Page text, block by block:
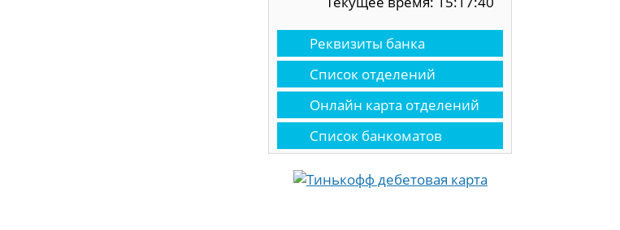
Реквизиты банка
Список отделений
Онлайн карта отделений
Список банкоматов